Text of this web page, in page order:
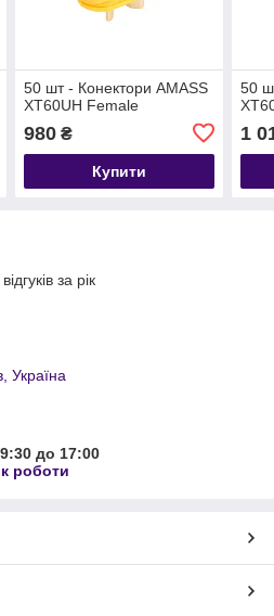
50 шт - Конектори AMASS
XT60UH Female
980₴
Купити
50
1
за рік
Україна
до 17:00
роботи